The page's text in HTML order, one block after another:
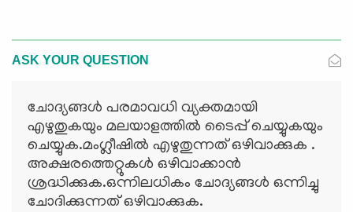
ASK YOUR QUESTION
ചോദ്യങ്ങള്‍ പരമാവധി വ്യക്തമായി
എഴുതുകയും മലയാളത്തില്‍ ടൈപ്പ് ചെയ്യുകയും
ചെയ്യുക.മംഗ്ലീഷില്‍ എഴുതുന്നത് ഒഴിവാക്കുക .
അക്ഷരത്തെറ്റുകള്‍ ഒഴിവാക്കാന്‍
ശ്രദ്ധിക്കുക.ഒന്നിലധികം ചോദ്യങ്ങള്‍ ഒന്നിച്ചു
ചോദിക്കുന്നത് ഒഴിവാക്കുക.